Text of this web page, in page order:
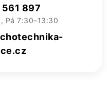
897
Pá 7:30–13:30